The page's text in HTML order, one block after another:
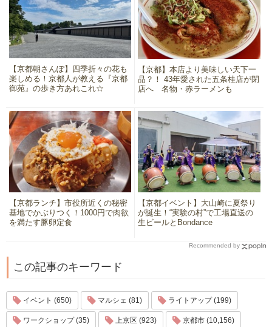
【京都朝さんぽ】四季折々の花も
楽しめる！京都人が教える『京都
御苑』の歩き方あれこれ☆
【京都】本店より美味しい天下一
品？！ 43年愛された五条桂店が閉
店へ 名物・赤ラーメンも
【京都ランチ】市役所近くの秘密
基地でかぶりつく！1000円で肉欲
を満たす豚卵定食
【京都イベント】大山崎に夏祭り
が誕生！“実験の村”で工場直送の
生ビールとBondance
Recommended by
この記事のキーワード
イベント (650) マルシェ (81) ライトアップ (199)
ワークショップ (35) 上京区 (923) 京都市 (10,156)